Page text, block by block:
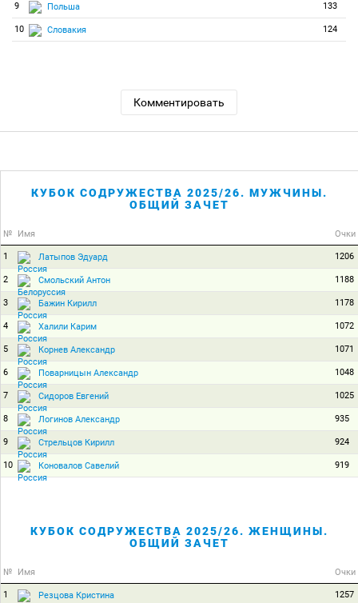
9 Польша 133
10 Словакия 124
Комментировать
КУБОК СОДРУЖЕСТВА 2025/26. МУЖЧИНЫ.
ОБЩИЙ ЗАЧЕТ
№ Имя Очки
1 Латыпов Эдуард 1206
2 Смольский Антон 1188
3 Бажин Кирилл 1178
4 Халили Карим 1072
5 Корнев Александр 1071
6 Поварницын Александр 1048
7 Сидоров Евгений 1025
8 Логинов Александр 935
9 Стрельцов Кирилл 924
10 Коновалов Савелий 919
КУБОК СОДРУЖЕСТВА 2025/26. ЖЕНЩИНЫ.
ОБЩИЙ ЗАЧЕТ
№ Имя Очки
1 Резцова Кристина 1257